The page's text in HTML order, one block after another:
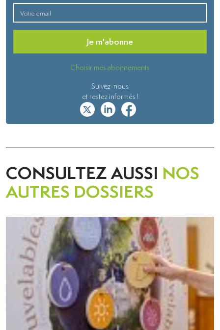
Je m'abonne
Choisir mes abonnements
Suivez-nous
et restez informés !
CONSULTEZ AUSSI NOS
AUTRES DOSSIERS